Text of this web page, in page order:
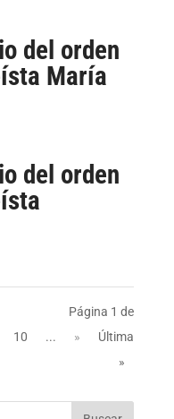
del orden
María
del orden
Página 1 de
10 ... »
Última
»